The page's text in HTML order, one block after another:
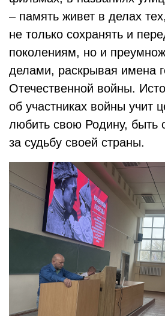
– память живет в делах
не только сохранять и
поколениям, но и
делами, раскрывая имена
Отечественной войны.
об участниках войны учит
любить свою Родину, быть
за судьбу своей страны.